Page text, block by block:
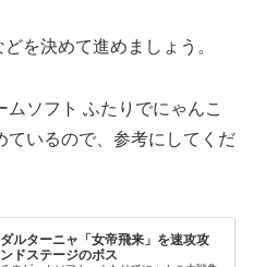
を決めて進めましょう。
ソフト ふたりでにゃんこ
ているので、参考にしてくだ
ルターニャ「女帝飛来」を速攻攻
ドステージのボス